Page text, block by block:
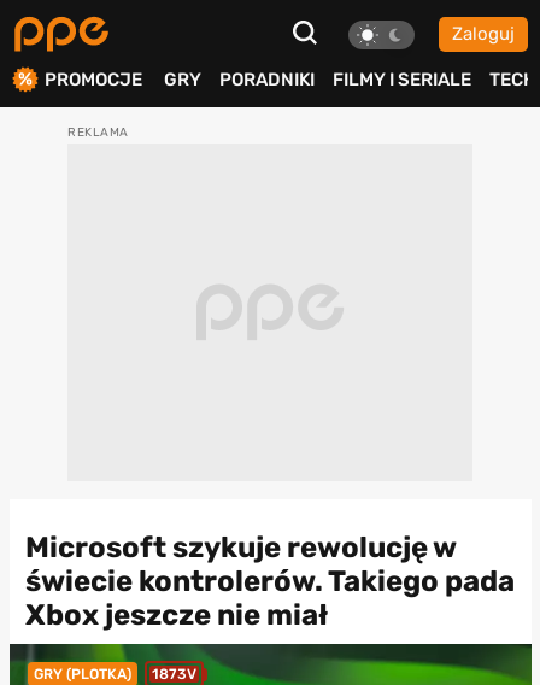
Zaloguj
PROMOCJE GRY PORADNIKI FILMY I SERIALE TECH
Microsoft szykuje rewolucję w
świecie kontrolerów. Takiego pada
Xbox jeszcze nie miał
GRY (PLOTKA) 1873V